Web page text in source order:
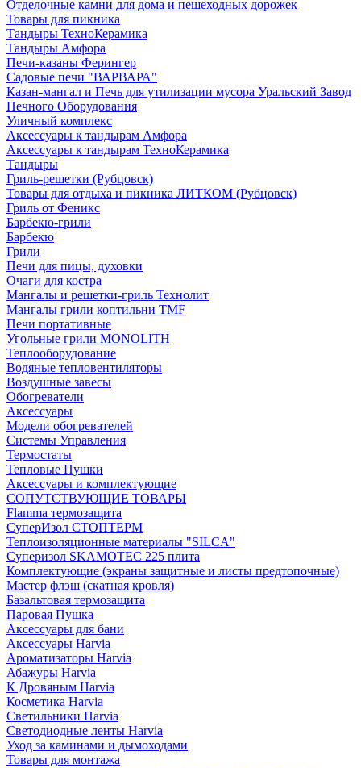
Отделочные камни для дома и пешеходных дорожек
Товары для пикника
Тандыры ТехноКерамика
Тандыры Амфора
Печи-казаны Ферингер
Садовые печи "ВАРВАРА"
Казан-мангал и Печь для утилизации мусора Уральский Завод
Печного Оборудования
Уличный комплекс
Аксессуары к тандырам Амфора
Аксессуары к тандырам ТехноКерамика
Тандыры
Гриль-решетки (Рубцовск)
Товары для отдыха и пикника ЛИТКОМ (Рубцовск)
Гриль от Феникс
Барбекю-грили
Барбекю
Грили
Печи для пицы, духовки
Очаги для костра
Мангалы и решетки-гриль Технолит
Мангалы грили коптильни TMF
Печи портативные
Угольные грили MONOLITH
Теплооборудование
Водяные тепловентиляторы
Воздушные завесы
Обогреватели
Аксессуары
Модели обогревателей
Системы Управления
Термостаты
Тепловые Пушки
Аксессуары и комплектующие
СОПУТСТВУЮЩИЕ ТОВАРЫ
Flamma термозащита
СуперИзол СТОПТЕРМ
Теплоизоляционные материалы "SILCA"
Суперизол SKAMOTEC 225 плита
Комплектующие (экраны защитные и листы предтопочные)
Мастер флэш (скатная кровля)
Базальтовая термозащита
Паровая Пушка
Аксессуары для бани
Аксессуары Harvia
Ароматизаторы Harvia
Абажуры Harvia
К Дровяным Harvia
Косметика Harvia
Светильники Harvia
Светодиодные ленты Harvia
Уход за каминами и дымоходами
Товары для монтажа